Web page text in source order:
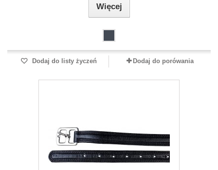
Więcej
Dodaj do listy życzeń Dodaj do porówania